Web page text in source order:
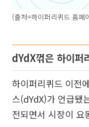
(출처=하이퍼리퀴드 홈페
dYdX꺾은 하이
하이퍼리퀴드 이전
스(dYdX)가 언급됐
전되면서 시장이 요